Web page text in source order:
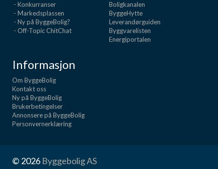
- Konkurranser
- Markedsplassen
- Ny på ByggeBolig?
- Off-Topic ChitChat
Boligkanalen
ByggeHytte
Leverandørguiden
Byggvarelisten
Energiportalen
Informasjon
Om ByggeBolig
Kontakt oss
Ny på ByggeBolig
Brukerbetingelser
Annonsere på ByggeBolig
Personvernerklæring
© 2026 Byggebolig AS